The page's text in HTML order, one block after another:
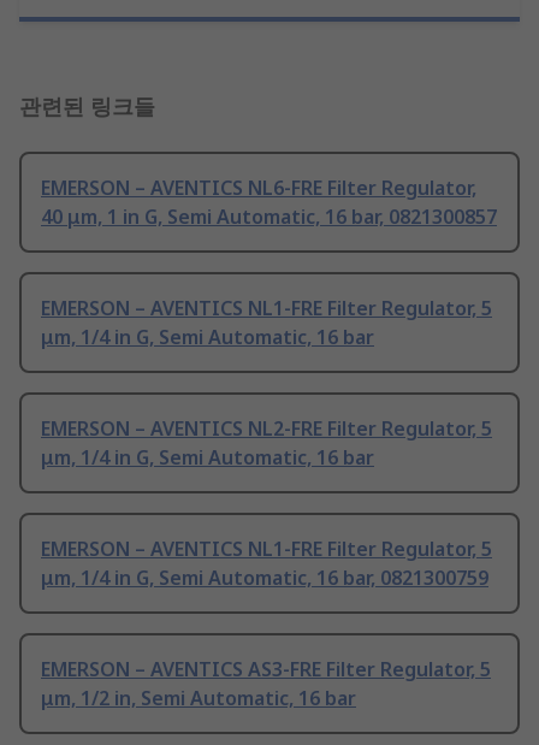
관련된 링크들
EMERSON – AVENTICS NL6-FRE Filter Regulator,
40 μm, 1 in G, Semi Automatic, 16 bar, 0821300857
EMERSON – AVENTICS NL1-FRE Filter Regulator, 5
μm, 1/4 in G, Semi Automatic, 16 bar
EMERSON – AVENTICS NL2-FRE Filter Regulator, 5
μm, 1/4 in G, Semi Automatic, 16 bar
EMERSON – AVENTICS NL1-FRE Filter Regulator, 5
μm, 1/4 in G, Semi Automatic, 16 bar, 0821300759
EMERSON – AVENTICS AS3-FRE Filter Regulator, 5
μm, 1/2 in, Semi Automatic, 16 bar